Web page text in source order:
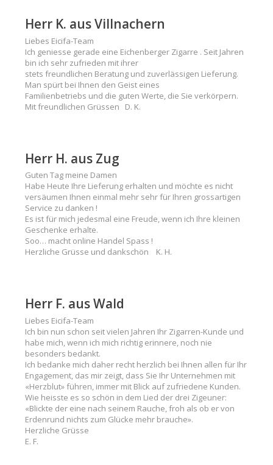
Herr K. aus Villnachern
Liebes Eicifa-Team
Ich geniesse gerade eine Eichenberger Zigarre . Seit Jahren
bin ich sehr zufrieden mit ihrer
stets freundlichen Beratung und zuverlässigen Lieferung.
Man spürt bei Ihnen den Geist eines
Familienbetriebs und die guten Werte, die Sie verkörpern.
Mit freundlichen Grüssen D. K.
Herr H. aus Zug
Guten Tag meine Damen
Habe Heute Ihre Lieferung erhalten und möchte es nicht
versäumen Ihnen einmal mehr sehr für Ihren grossartigen
Service zu danken !
Es ist für mich jedesmal eine Freude, wenn ich Ihre kleinen
Geschenke erhalte.
Soo… macht online Handel Spass !
Herzliche Grüsse und dankschön K. H.
Herr F. aus Wald
Liebes Eicifa-Team
Ich bin nun schon seit vielen Jahren Ihr Zigarren-Kunde und
habe mich, wenn ich mich richtig erinnere, noch nie
besonders bedankt.
Ich bedanke mich daher recht herzlich bei Ihnen allen für Ihr
Engagement, das mir zeigt, dass Sie Ihr Unternehmen mit
«Herzblut» führen, immer mit Blick auf zufriedene Kunden.
Wie heisste es so schön in dem Lied der drei Zigeuner:
«Blickte der eine nach seinem Rauche, froh als ob er von
Erdenrund nichts zum Glücke mehr brauche».
Herzliche Grüsse
E. F.